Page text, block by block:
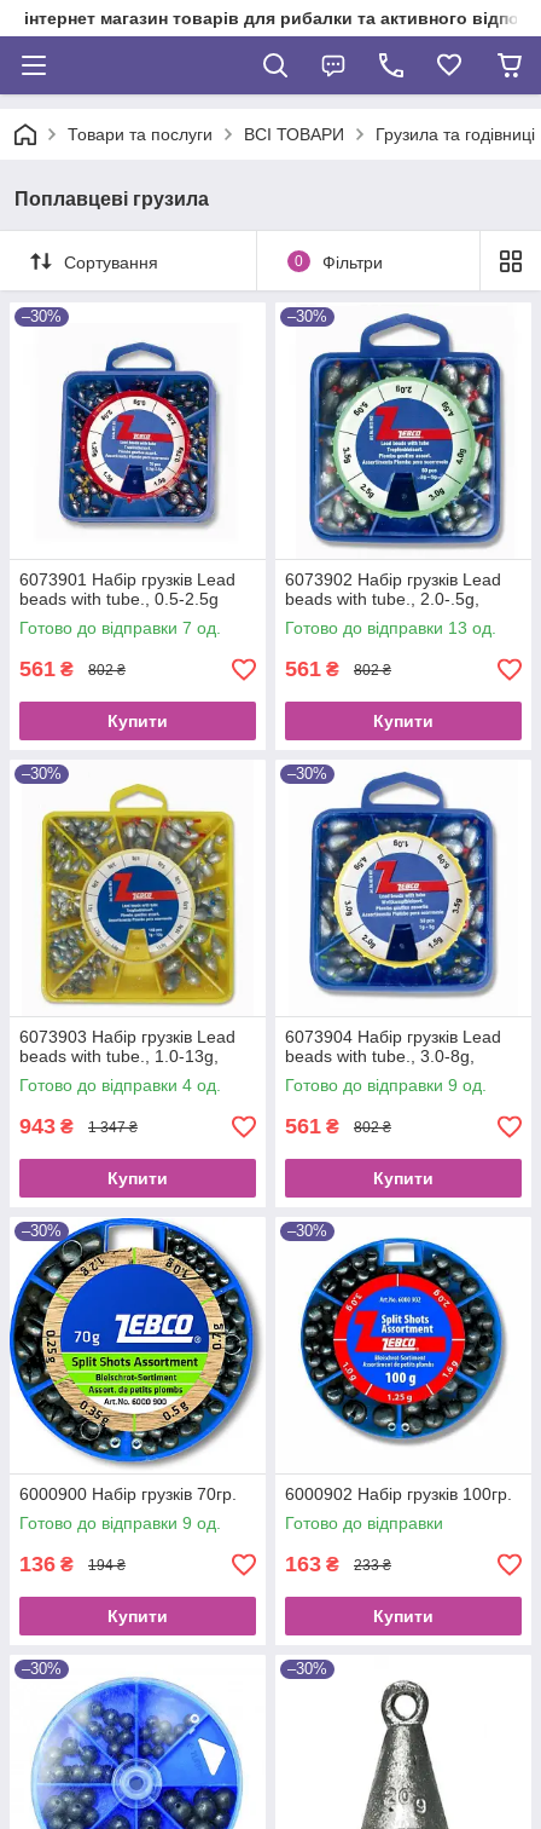
інтернет магазин товарів для рибалки та активного
Товари та послуги ВСІ ТОВАРИ Грузила та годівниці
Поплавцеві грузила
Сортування 0 Фільтри
–30%
6073901 Набір грузків Lead
beads with tube., 0.5-2.5g
Готово до відправки 7 од.
561 ₴ 802 ₴
Купити
–30%
6073902 Набір грузків Lead
beads with tube., 2.0-.5g,
Готово до відправки 13 од.
561 ₴ 802 ₴
Купити
–30%
6073903 Набір грузків Lead
beads with tube., 1.0-13g,
Готово до відправки 4 од.
943 ₴ 1 347 ₴
Купити
–30%
6073904 Набір грузків Lead
beads with tube., 3.0-8g,
Готово до відправки 9 од.
561 ₴ 802 ₴
Купити
–30%
6000900 Набір грузків 70гр.
Готово до відправки 9 од.
136 ₴ 194 ₴
Купити
–30%
6000902 Набір грузків 100гр.
Готово до відправки
163 ₴ 233 ₴
Купити
–30% –30%